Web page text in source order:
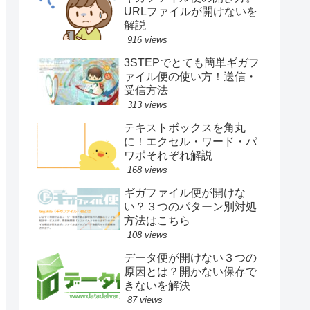
URLファイルが開けないを
解説
916 views
3STEPでとても簡単ギガフ
ァイル便の使い方！送信・
受信方法
313 views
テキストボックスを角丸
に！エクセル・ワード・パ
ワポそれぞれ解説
168 views
ギガファイル便が開けな
い？３つのパターン別対処
方法はこちら
108 views
データ便が開けない３つの
原因とは？開かない保存で
きないを解決
87 views